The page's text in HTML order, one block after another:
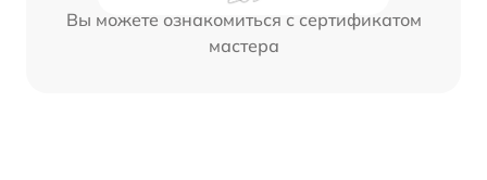
Вы можете ознакомиться с сертификатом
мастера